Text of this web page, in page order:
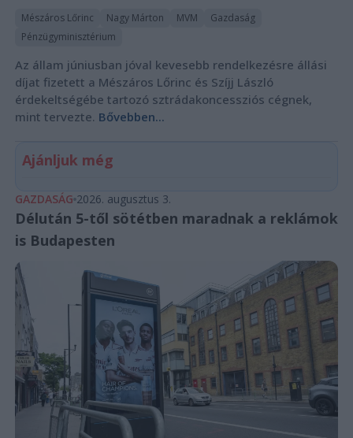
Mészáros Lőrinc Nagy Márton MVM
Gazdaság
Pénzügyminisztérium
Az állam júniusban jóval kevesebb rendelkezésre állási
díjat fizetett a Mészáros Lőrinc és Szíjj László
érdekeltségébe tartozó sztrádakoncessziós cégnek,
mint tervezte. Bővebben...
Ajánljuk még
GAZDASÁG 2026. augusztus 3.
Délután 5-től sötétben maradnak a reklámok
is Budapesten